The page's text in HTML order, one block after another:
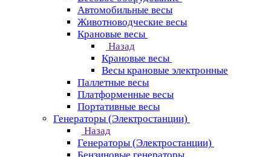
Автомобильные весы
Животноводческие весы
Крановые весы
Назад
Крановые весы
Весы крановые электронные
Паллетные весы
Платформенные весы
Портативные весы
Генераторы (Электростанции)
Назад
Генераторы (Электростанции)